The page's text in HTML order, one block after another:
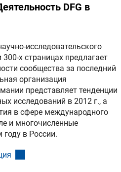
DFG в
исследовательского
х страницах предлагает
сообщества за последний
организация
представляет тенденции
исследований в 2012 г., а
в сфере международного
и многочисленные
в России.